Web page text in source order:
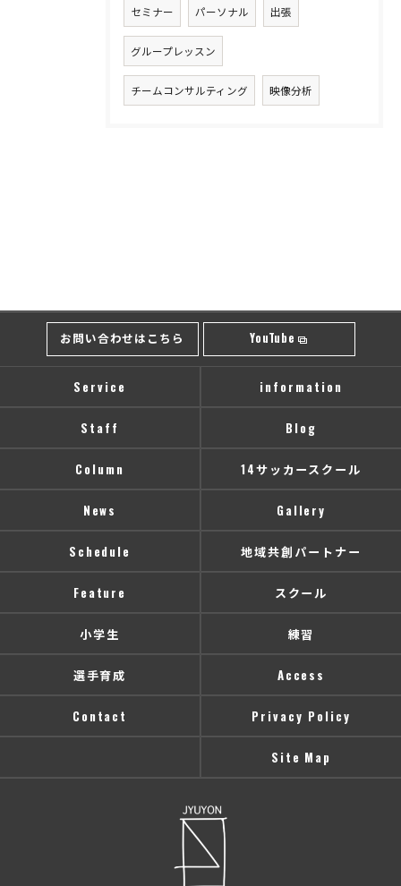
セミナー パーソナル 出張
グループレッスン
チームコンサルティング 映像分析
お問い合わせはこちら YouTube
Service information
Staff Blog
Column 14サッカースクール
News Gallery
Schedule 地域共創パートナー
Feature スクール
小学生 練習
選手育成 Access
Contact Privacy Policy
Site Map